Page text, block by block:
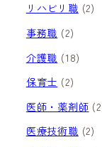
リハビリ職 (2)
事務職 (2)
介護職 (18)
保育士 (2)
医師・薬剤師
医療技術職 (2)